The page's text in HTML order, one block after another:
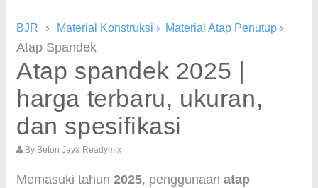
BJR › Material Konstruksi › Material Atap Penutup ›
Atap Spandek
Atap spandek 2025 |
harga terbaru, ukuran,
dan spesifikasi
By Beton Jaya Readymix
Memasuki tahun 2025, penggunaan atap